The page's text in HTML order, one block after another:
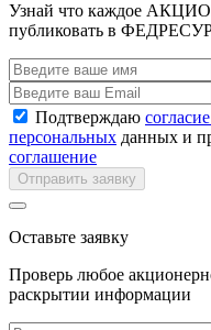
Узнай что каждое
публиковать в
Подтверждаю
персональных данных и
соглашение
Отправить заявку
Оставьте заявку
Проверь любое
раскрытии информации